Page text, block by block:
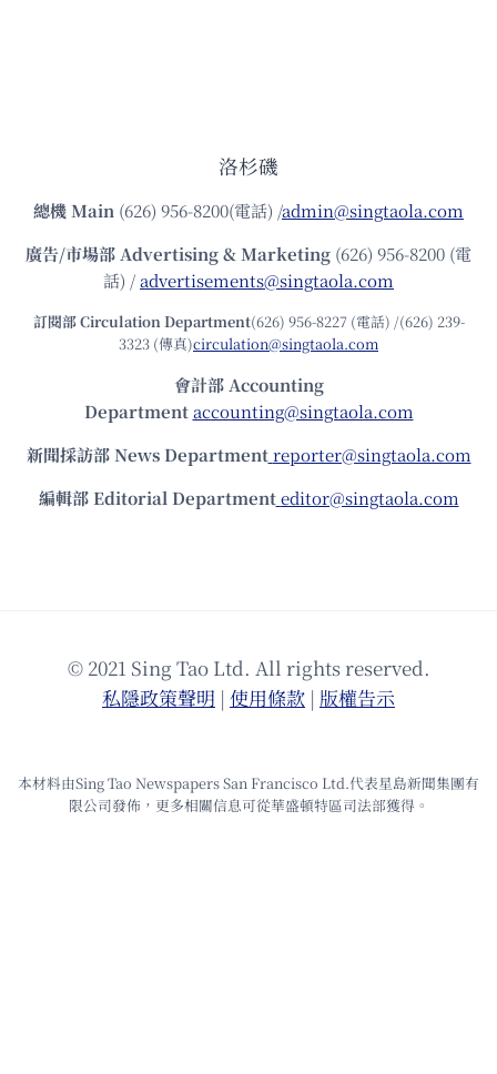
洛杉磯
總機Main (626) 956-8200(電話) /admin@singtaola.com
廣告/市場部Advertising & Marketing (626) 956-8200 (電
話) /advertisements@singtaola.com
訂閱部 Circulation Department(626) 956-8227 (電話) /(626) 239-
3323 (傳真)circulation@singtaola.com
會計部 Accounting
Department accounting@singtaola.com
新聞採訪部 News Department reporter@singtaola.com
編輯部 Editorial Department editor@singtaola.com
© 2021 Sing Tao Ltd. All rights reserved.
私隱政策聲明 | 使⽤條款 | 版權告⽰
本材料由Sing Tao Newspapers San Francisco Ltd.代表星島新聞集團有
限公司發佈，更多相關信息可從華盛頓特區司法部獲得。